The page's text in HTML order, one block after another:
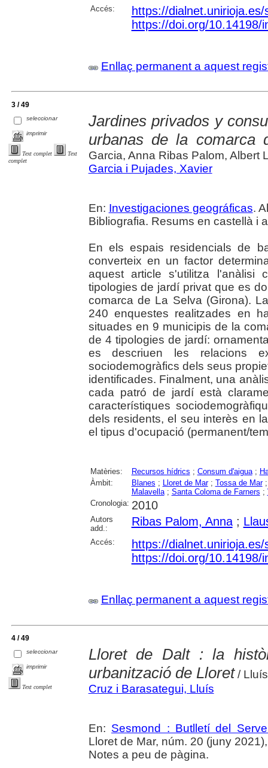
Accés:
https://
https://doi.org/10.14198/
Enllaç permanent a aquest
3 / 49
seleccionar
imprimir
Text complet
Text
complet
Jardines privados y
urbanas de la comarca
Garcia, Anna Ribas Palom, Albert
Garcia i Pujades, Xavier
En: Investigaciones geográficas.
Bibliografia. Resums en castellà i
En els espais residencials de
converteix en un factor
aquest article s'utilitza l'anàlisi
tipologies de jardí privat que es
comarca de La Selva (Girona).
240 enquestes realitzades en
situades en 9 municipis de la
de 4 tipologies de jardí:
es descriuen les relacions
sociodemogràfics dels seus
identificades. Finalment, una
cada patró de jardí està
característiques
dels residents, el seu interès en
el tipus d'ocupació (permanent/
Matèries: Recursos hídrics ; Consum d'aigua;
Àmbit:
Blanes ; Lloret de Mar; Tossa de Mar
Malavella; Santa Coloma de Farners ;
Cronologia: 2010
Autors
add.:
Ribas Palom, Anna;
Accés:
https://
https://doi.org/10.14198/
Enllaç permanent a aquest
4 / 49
seleccionar
imprimir
Text complet
Lloret de Dalt : la
urbanització de Lloret/ Lluís
Cruz i Barasategui, Lluís
En: Sesmond : Butlletí del
Lloret de Mar, núm. 20 (juny
Notes a peu de pàgina.